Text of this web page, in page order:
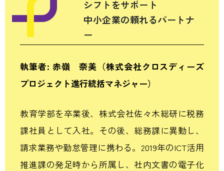
シフトをサポート
中小企業の頼れるパートナ
ー
執筆者: 赤嶺 奈美 （株式会社クロスディーズ
プロジェクト進行統括マネジャー）
教育学部を卒業後、株式会社佐々木総研に税務
課社員として入社。その後、総務課に異動し、
請求業務や勤怠管理に携わる。2019年のICT活用
推進課の発足時から所属し、社内文書の電子化